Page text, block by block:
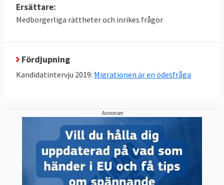
Ersättare:
Medborgerliga rättheter och inrikes frågor
Fördjupning
Kandidatintervju 2019: Migrationen är en ödesfråga
Annonser